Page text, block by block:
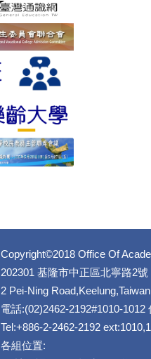
Copyright©2018 Office Of
202301 基隆市中正區北寧路2
2 Pei-Ning
電話:(02)2462-2192#1010-1012
Tel:+886-2-2462-2192
各組位置: